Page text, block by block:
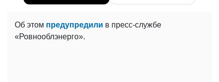
Об этом предупредили в пресс-службе
«Ровнооблэнерго».